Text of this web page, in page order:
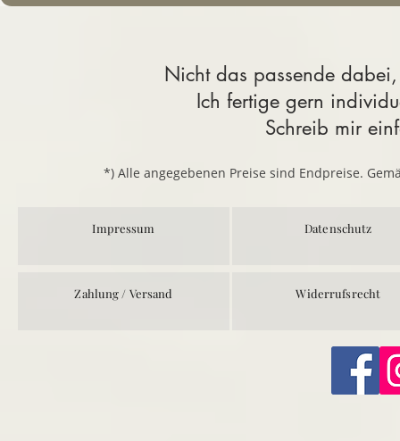
Nicht das passende
Ich fertige gern
Schreib mir
*) Alle angegebenen Preise sind Endpreise.
Impressum
Zahlung / Versand
Datenschutz
Widerrufsrecht